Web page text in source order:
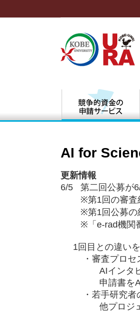
AI for
更新情報
6/5 第二回公募が
※第1回の審査
※第1回公募の結
※「e-rad機関番
1回目との違いを
・審査プロセ
AIインタビ
申請書をAIで解
・若手研究者
他プロジェクト